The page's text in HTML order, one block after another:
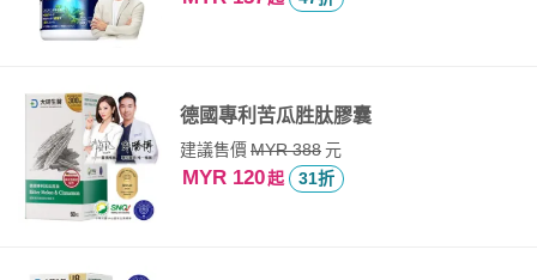
德國專利苦瓜胜肽膠囊
建議售價MYR 388元
MYR 120起 31折